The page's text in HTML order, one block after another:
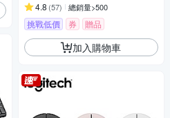
4.8 (57) 總銷量>500
挑戰低價 券 贈品
加入購物車